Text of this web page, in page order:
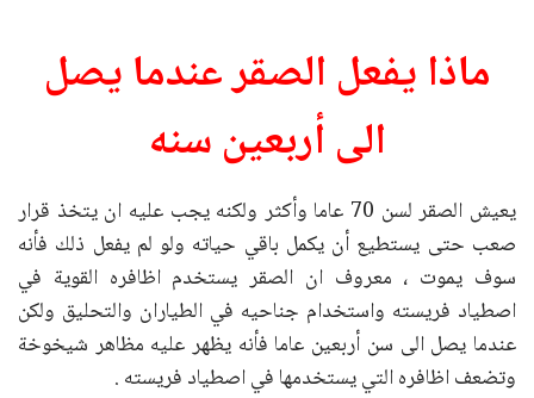
ماذا يفعل الصقر عندما يصل
الى أربعين سنه
يعيش الصقر لسن 70 عاما وأكثر ولكنه يجب عليه ان يتخذ قرار
صعب حتى يستطيع أن يكمل باقي حياته ولو لم يفعل ذلك فأنه
سوف يموت ، معروف ان الصقر يستخدم اظافره القوية في
اصطياد فريسته واستخدام جناحيه في الطياران والتحليق ولكن
عندما يصل الى سن أربعين عاما فأنه يظهر عليه مظاهر شيخوخة
وتضعف اظافره التي يستخدمها في اصطياد فريسته .